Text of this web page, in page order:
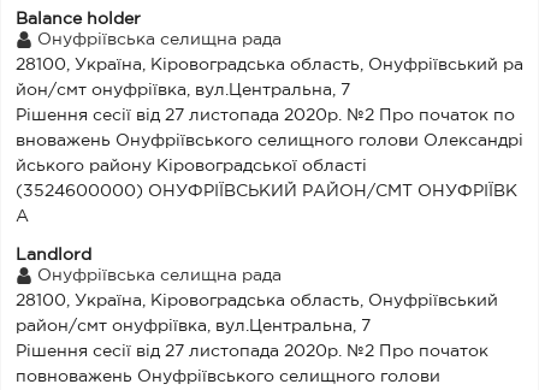
Balance holder
Онуфріївська селищна рада
28100, Україна, Кіровоградська область, Онуфріївський ра
йон/смт онуфріївка, вул.Центральна, 7
Рішення сесії від 27 листопада 2020р. №2 Про початок по
вноважень Онуфріївського селищного голови Олександрі
йського району Кіровоградської області
(3524600000) ОНУФРІЇВСЬКИЙ РАЙОН/СМТ ОНУФРІЇВК
А
Landlord
Онуфріївська селищна рада
28100, Україна, Кіровоградська область, Онуфріївський
район/смт онуфріївка, вул.Центральна, 7
Рішення сесії від 27 листопада 2020р. №2 Про початок
повноважень Онуфріївського селищного голови